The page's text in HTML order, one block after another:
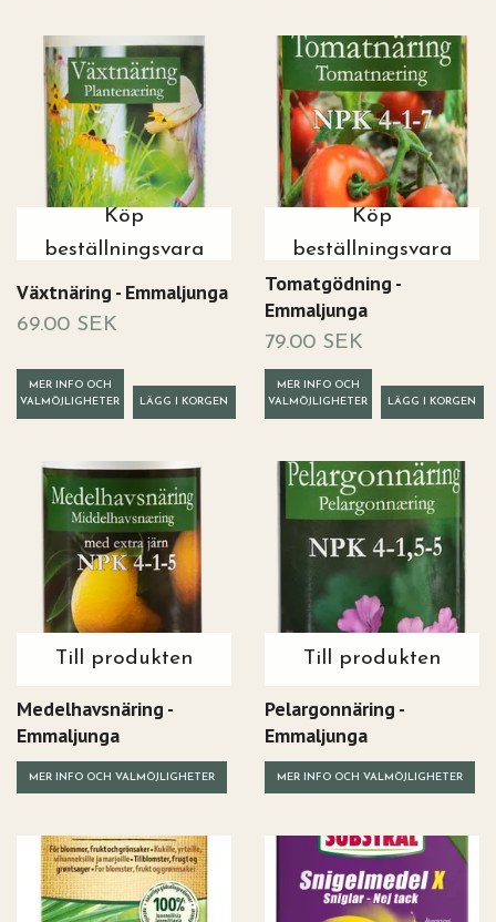
Köp
beställningsvara
Växtnäring - Emmaljunga
69.00 SEK
MER INFO OCH
VALMÖJLIGHETER
Köp
beställningsvara
Tomatgödning -
Emmaljunga
79.00 SEK
MER INFO OCH
VALMÖJLIGHETER
Till produkten
Medelhavsnäring -
Emmaljunga
MER INFO OCH VALMÖJLIGHETER
Till produkten
Pelargonnäring -
Emmaljunga
MER INFO OCH VALMÖJLIGHETER